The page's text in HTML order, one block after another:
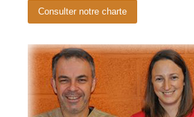
Consulter notre charte